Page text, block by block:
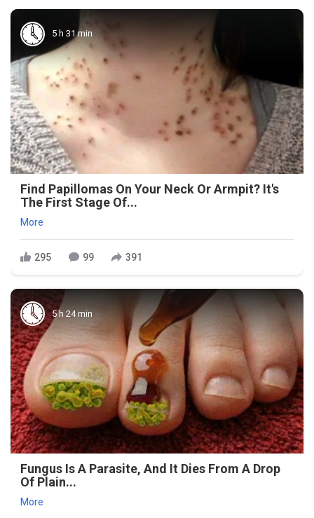
5 h 31 min
Find Papillomas On Your Neck Or Armpit? It's
The First Stage Of...
More
295 99 391
5 h 24 min
Fungus Is A Parasite, And It Dies From A Drop
Of Plain...
More